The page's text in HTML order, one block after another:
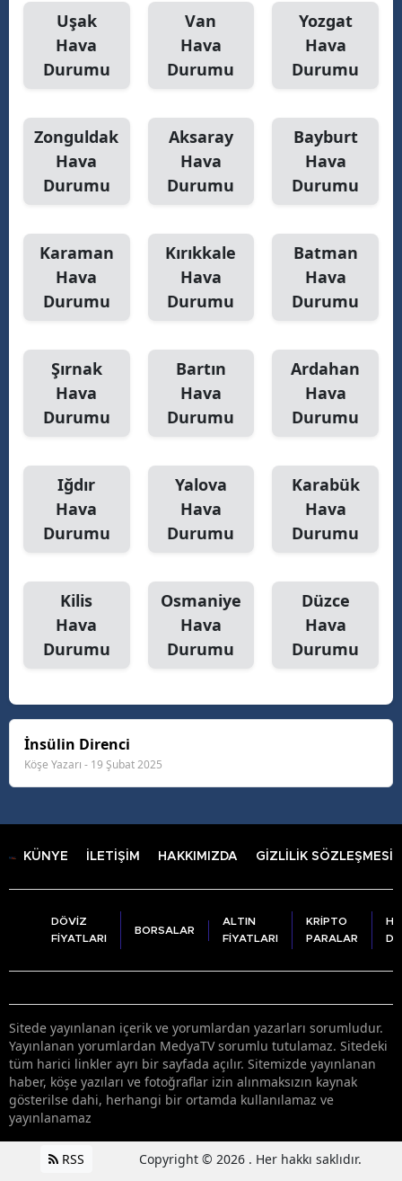
Uşak
Hava
Durumu
Van
Hava
Durumu
Yozgat
Hava
Durumu
Zonguldak
Hava
Durumu
Aksaray
Hava
Durumu
Bayburt
Hava
Durumu
Karaman
Hava
Durumu
Kırıkkale
Hava
Durumu
Batman
Hava
Durumu
Şırnak
Hava
Durumu
Bartın
Hava
Durumu
Ardahan
Hava
Durumu
Iğdır
Hava
Durumu
Yalova
Hava
Durumu
Karabük
Hava
Durumu
Kilis
Hava
Durumu
Osmaniye
Hava
Durumu
Düzce
Hava
Durumu
İnsülin Direnci
Köşe Yazarı - 19 Şubat 2025
KÜNYE İLETİŞİM HAKKIMIZDA GİZLİLİK SÖZLEŞMESİ
DÖVİZ
FİYATLARI
BORSALAR
ALTIN
FİYATLARI
KRİPTO
PARALAR
Sitede yayınlanan içerik ve yorumlardan yazarları sorumludur.
Yayınlanan yorumlardan MedyaTV sorumlu tutulamaz. Sitedeki
tüm harici linkler ayrı bir sayfada açılır. Sitemizde yayınlanan
haber, köşe yazıları ve fotoğraflar izin alınmaksızın kaynak
gösterilse dahi, herhangi bir ortamda kullanılamaz ve
yayınlanamaz
RSS Copyright © 2026 . Her hakkı saklıdır.